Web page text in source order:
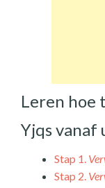
Leren hoe
Yjqs vanaf
Stap 1.
Stap 2.